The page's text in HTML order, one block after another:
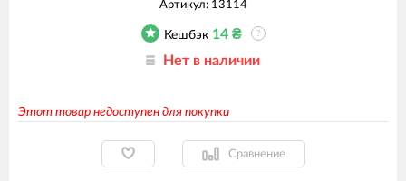
Артикул: 13114
Кешбэк 14₴ ?
Нет в наличии
Этот товар недоступен для покупки
Сравнение